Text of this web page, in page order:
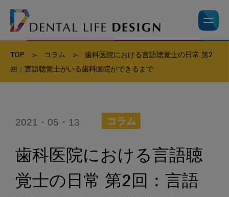
TOP > コラム >
歯科医院における言語聴覚士の日常 第2
回：言語聴覚士がいる歯科医院ができるまで
2021・05・13 コラム
歯科医院における言語聴
覚士の日常 第2回：言語